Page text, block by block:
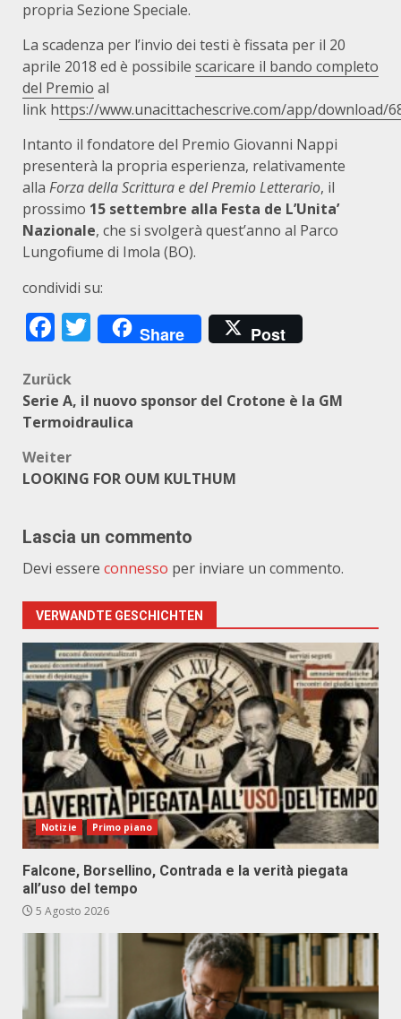
propria Sezione Speciale.
La scadenza per l’invio dei testi è fissata per il 20
aprile 2018 ed è possibile scaricare il bando completo
del Premio al
link https://www.unacittachescrive.com/app/download/
Intanto il fondatore del Premio Giovanni Nappi
presenterà la propria esperienza, relativamente
alla Forza della Scrittura e del Premio Letterario, il
prossimo 15 settembre alla Festa de L’Unita’
Nazionale, che si svolgerà quest’anno al Parco
Lungofiume di Imola (BO).
condividi su:
Facebook
Twitter
Share Post
Beitragsnavigation
Zurück
Serie A, il nuovo sponsor del Crotone è la GM
Termoidraulica
Weiter
LOOKING FOR OUM KULTHUM
Lascia un commento
Devi essere connesso per inviare un commento.
VERWANDTE GESCHICHTEN
Notizie Primo piano
Falcone, Borsellino, Contrada e la verità piegata
all’uso del tempo
5 Agosto 2026